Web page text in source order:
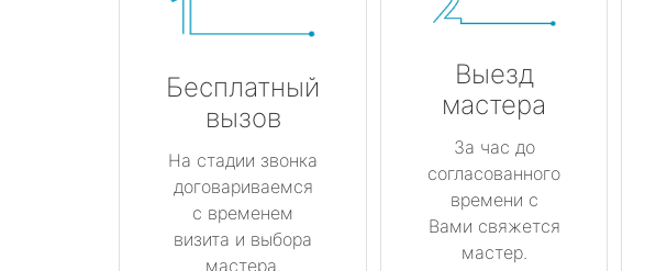
Бесплатный
вызов
На стадии звонка
договариваемся
с временем
визита и выбора
мастера.
Выезд
мастера
За час до
согласованного
времени с
Вами свяжется
мастер.